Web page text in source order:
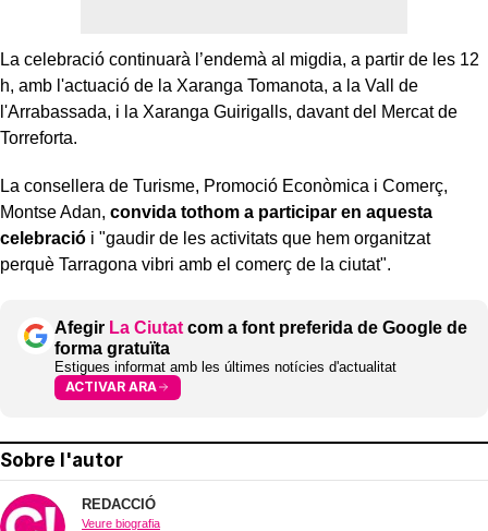
La celebració continuarà l’endemà al migdia, a partir de les 12
h, amb l'actuació de la Xaranga Tomanota, a la Vall de
l'Arrabassada, i la Xaranga Guirigalls, davant del Mercat de
Torreforta.
La consellera de Turisme, Promoció Econòmica i Comerç,
Montse Adan, convida tothom a participar en aquesta
celebració i "gaudir de les activitats que hem organitzat
perquè Tarragona vibri amb el comerç de la ciutat".
Afegir La Ciutat com a font preferida de Google de
forma gratuïta
Estigues informat amb les últimes notícies d'actualitat
ACTIVAR ARA
Sobre l'autor
REDACCIÓ
Veure biografia